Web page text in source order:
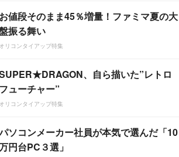
お値段そのまま45％増量！ファミマ夏の大
振る舞い
オリコンタイアップ特集
、自ら描いた”レトロ
フューチャー”
オリコンタイアップ特集
ソコンメーカー社員が本気で選んだ「10
円台PC３選」